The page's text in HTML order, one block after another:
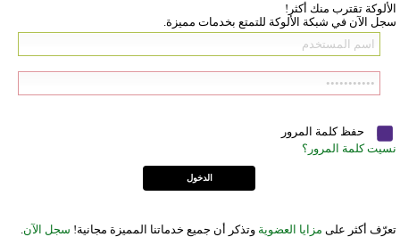
الألوكة تقترب منك أكثر!
سجل الآن في شبكة الألوكة للتمتع بخدمات مميزة.
حفظ كلمة المرور
نسيت كلمة المرور؟
تعرّف أكثر على مزايا العضوية وتذكر أن جميع خدماتنا المميزة مجانية! سجل الآن